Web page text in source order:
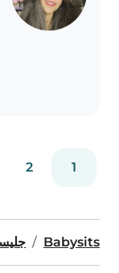
1
2
Babysits